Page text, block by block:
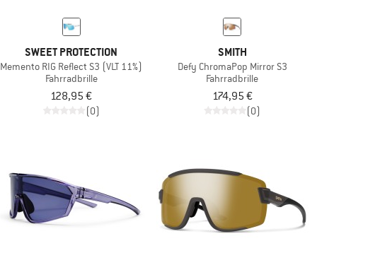
SWEET PROTECTION
Memento RIG Reflect S3 (VLT 11%)
Fahrradbrille
128,95 €
(0)
SMITH
Defy ChromaPop Mirror S3
Fahrradbrille
174,95 €
(0)